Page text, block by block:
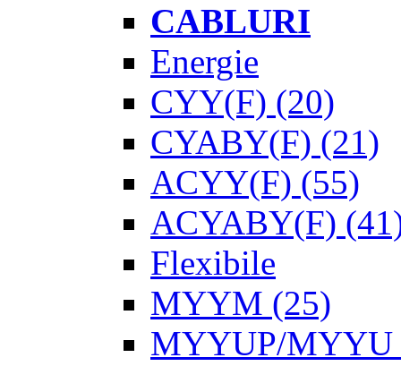
CABLURI
Energie
CYY(F) (20)
CYABY(F) (21)
ACYY(F) (55)
ACYABY(F)
Flexibile
MYYM (25)
MYYUP/MYYU